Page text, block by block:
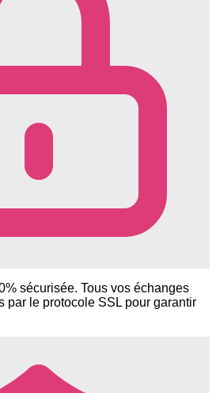
sécurisée. Tous vos échanges
par le protocole SSL pour garantir